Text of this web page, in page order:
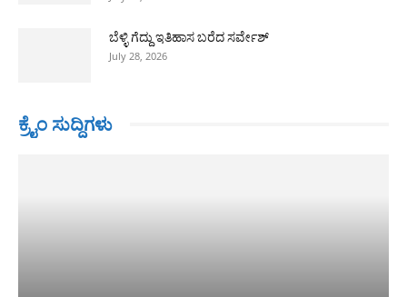
ಬೆಳ್ಳಿ ಗೆದ್ದು ಇತಿಹಾಸ ಬರೆದ ಸರ್ವೇಶ್
July 28, 2026
ಕ್ರೈಂ ಸುದ್ದಿಗಳು